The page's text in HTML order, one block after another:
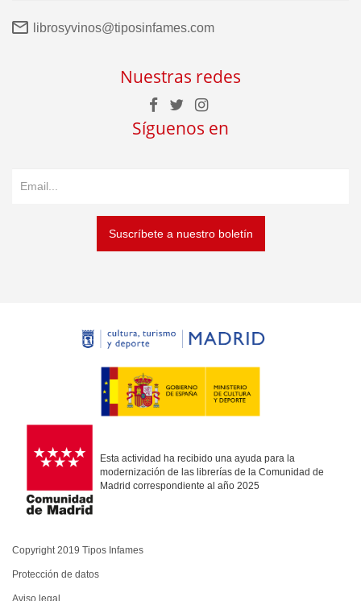
librosyvinos@tiposinfames.com
Nuestras redes
Síguenos en
Suscríbete a nuestro boletín
Esta actividad ha recibido una ayuda para la
modernización de las librerías de la Comunidad de
Madrid correspondiente al año 2025
Copyright 2019 Tipos Infames
Protección de datos
Aviso legal